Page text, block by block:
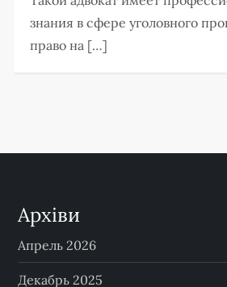
знания в сфере уголовного
право на […]
Архіви
Апрель 2026
Декабрь 2025